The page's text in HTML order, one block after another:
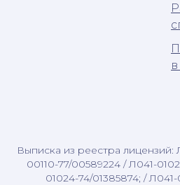
Выписка из реестра
00110-77/00589224 / Л041-
01024-74/01385874; / Л041-